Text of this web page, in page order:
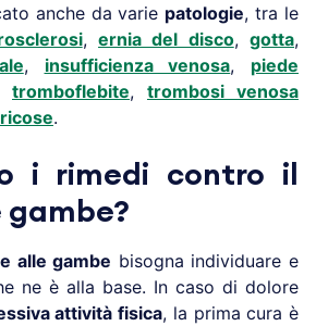
anche da varie patologie, tra le
,ernia del disco,gotta,
, insufficienza venosa, piede
tromboflebite, trombosi venosa
.
i rimedi contro il
gambe?
alle gambe bisogna individuare e
ne è alla base. In caso di dolore
attività fisica, la prima cura è